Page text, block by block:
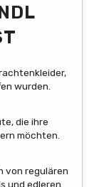
wurden.
die ihre
möchten.
von regulären
und edleren